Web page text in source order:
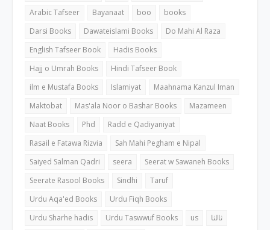
Arabic Tafseer
Bayanaat boo
books
Darsi Books
Dawateislami Books
Do Mahi Al Raza
English Tafseer Book
Hadis Books
Hajj o Umrah Books
Hindi Tafseer Book
ilm e Mustafa Books
Islamiyat
Maahnama Kanzul Iman
Maktobat
Mas'ala Noor o Bashar Books
Mazameen
Naat Books
Phd
Radd e Qadiyaniyat
Rasail e Fatawa Rizvia
Sah Mahi Pegham e Nipal
Saiyed Salman Qadri
seera
Seerat w Sawaneh Books
Seerate Rasool Books
Sindhi
Taruf
Urdu Aqa'ed Books
Urdu Fiqh Books
Urdu Sharhe hadis
Urdu Taswwuf Books us
ثالثا